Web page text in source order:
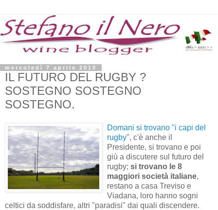
mercoledì 7 aprile 2010
IL FUTURO DEL RUGBY ?
SOSTEGNO SOSTEGNO
SOSTEGNO.
Domani si trovano "i capi del
rugby", c'è anche il
Presidente, si trovano e poi
giù a discutere sul futuro del
rugby; si trovano le 8
maggiori società italiane,
restano a casa Treviso e
Viadana, loro hanno sogni
celtici da soddisfare, altri "paradisi" dai quali discendere.